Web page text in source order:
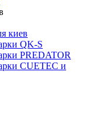
киев
QK-S
PREDATOR
CUETEC и